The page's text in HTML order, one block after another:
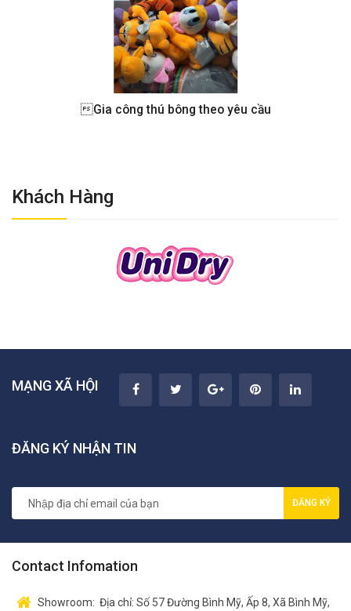
Gia công thú bông theo yêu cầu
Khách Hàng
MẠNG XÃ HỘI
ĐĂNG KÝ NHẬN TIN
ĐĂNG KÝ
Contact Infomation
Showroom: Địa chỉ: Số 57 Đường Bình Mỹ, Ấp 8, Xã Bình Mỹ,